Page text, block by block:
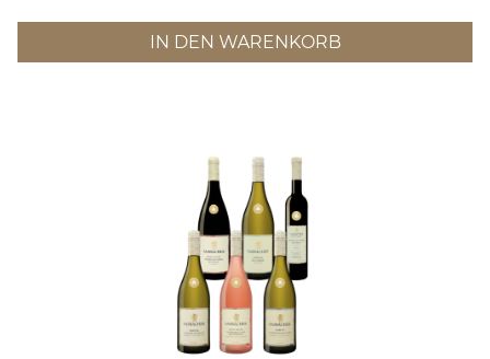
IN DEN WARENKORB